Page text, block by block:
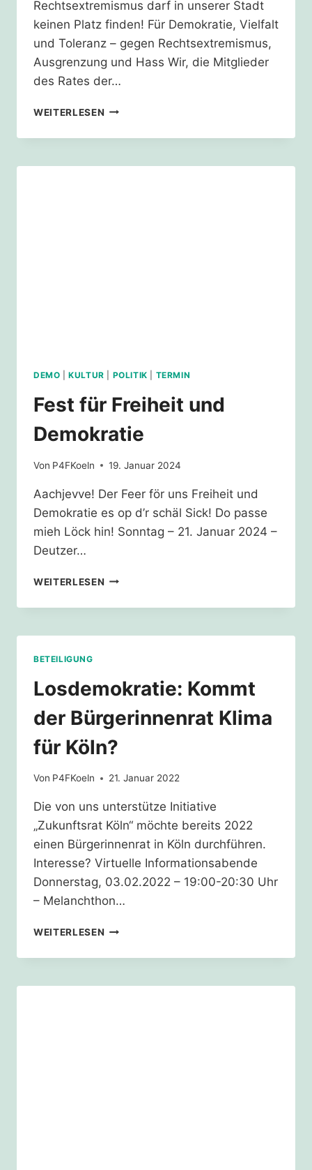
Rechtsextremismus darf in unserer Stadt
keinen Platz finden! Für Demokratie, Vielfalt
und Toleranz – gegen Rechtsextremismus,
Ausgrenzung und Hass Wir, die Mitglieder
des Rates der…
WEITERLESEN KÖLN
BUNT!
DEMO |KULTUR POLITIK TERMIN
Fest für Freiheit und
Demokratie
Von P4FKoeln 19. Januar 2024
Aachjevve! Der Feer för uns Freiheit und
Demokratie es op d’r schäl Sick! Do passe
mieh Löck hin! Sonntag – 21. Januar 2024 –
Deutzer…
WEITERLESEN FEST
FREIHEIT
DEMOKRATIE
BETEILIGUNG
Losdemokratie: Kommt
der Bürgerinnenrat Klima
für Köln?
Von P4FKoeln 21. Januar 2022
Die von uns unterstütze Initiative
„Zukunftsrat Köln“ möchte bereits 2022
einen Bürgerinnenrat in Köln durchführen.
Interesse? Virtuelle Informationsabende
Donnerstag, 03.02.2022 – 19:00-20:30 Uhr
– Melanchthon…
WEITERLESEN LOSDEMOKRATIE:
DER
KLIMA